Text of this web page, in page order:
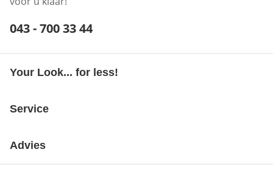
Telefoonnummer:
043 - 700 33 44
Your Look... for less!
Service
Advies